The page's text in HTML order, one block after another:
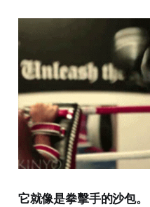
它就像是拳擊手的沙包。